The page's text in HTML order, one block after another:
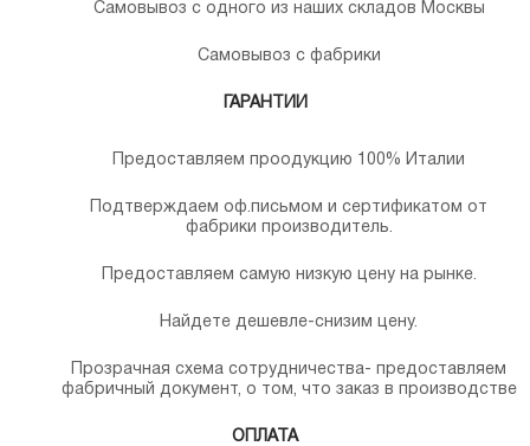
Самовывоз с одного из наших складов Москвы
Самовывоз с фабрики
ГАРАНТИИ
Предоставляем проодукцию 100% Италии
Подтверждаем оф.письмом и сертификатом от
фабрики производитель.
Предоставляем самую низкую цену на рынке.
Найдете дешевле-снизим цену.
Прозрачная схема сотрудничества- предоставляем
фабричный документ, о том, что заказ в производстве
ОПЛАТА